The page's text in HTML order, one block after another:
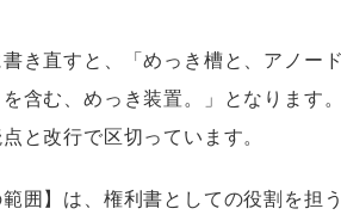
き直すと、「めっき槽と、アノー
含む、めっき装置。」となります
と改行で区切っています。
範囲】は、権利書としての役割を